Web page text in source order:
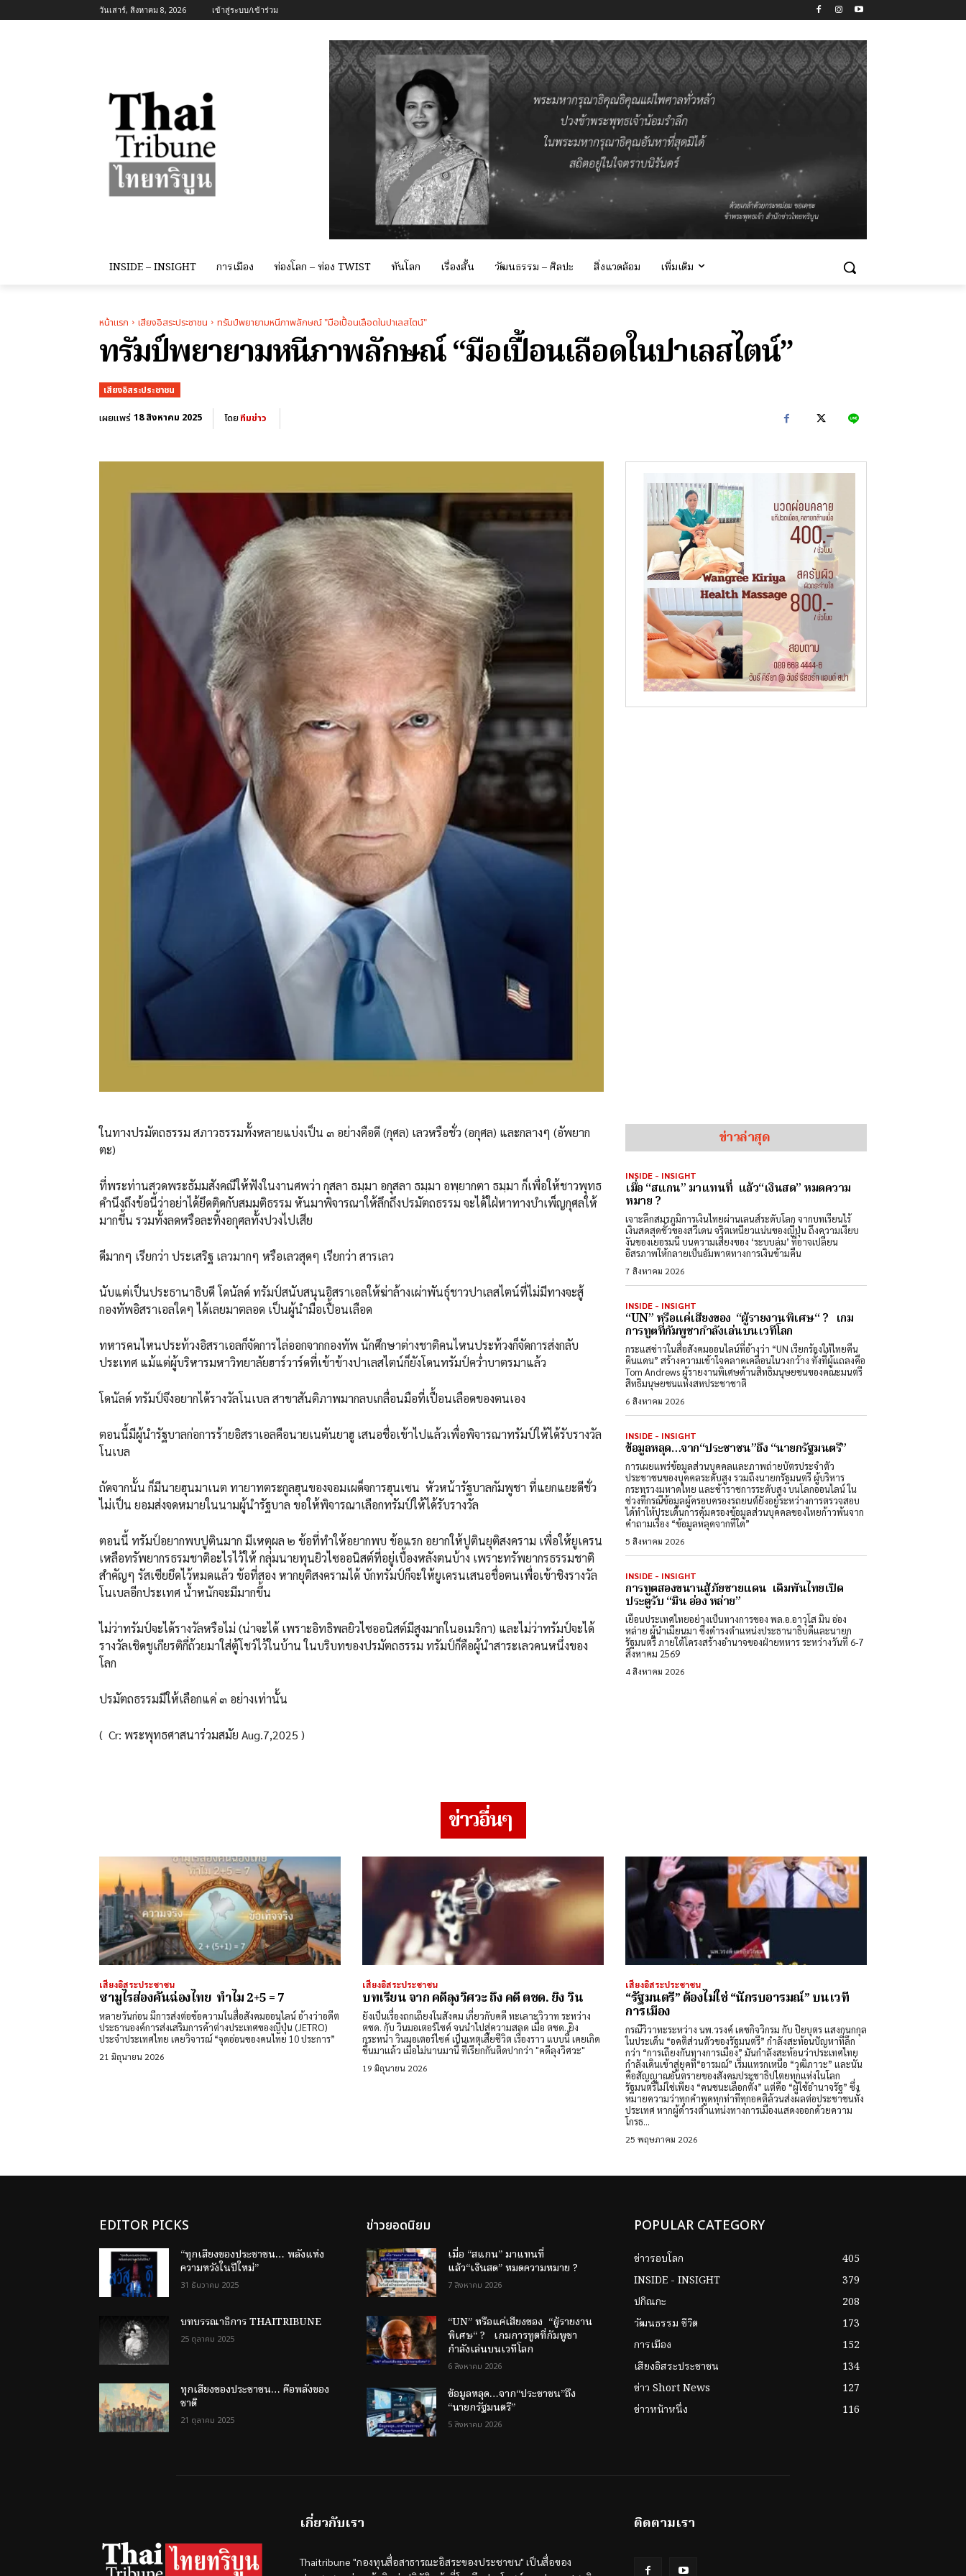
วันเสาร์, สิงหาคม 8, 2026 เข้าสู่ระบบ/เข้าร่วม
INSIDE – INSIGHT การเมือง ท่องโลก – ท่อง TWIST ทันโลก เรื่องสั้น วัฒนธรรม – ศิลปะ สิ่งแวดล้อม เพิ่มเติม
หน้าแรก เสียงอิสระประชาชน ทรัมป์พยายามหนีภาพลักษณ์ "มือเปื้อนเลือดในปาเลสไตน์"
ทรัมป์พยายามหนีภาพลักษณ์ “มือเปื้อนเลือดในปาเลสไตน์”
เสียงอิสระประชาชน
เผยแพร่ 18 สิงหาคม 2025 โดยทีมข่าว
ในทางปรมัตถธรรม สภาวธรรมทั้งหลายแบ่งเป็น ๓ อย่างคือดี (กุศล) เลวหรือชั่ว (อกุศล) และกลางๆ (อัพยาก
ตะ)
ที่พระท่านสวดพระธัมมสังคณีให้ฟังในงานศพว่า กุสลา ธมฺมา อกุสลา ธมฺมา อพฺยากตา ธมฺมา ก็เพื่อให้ชาวพุทธ
คำนึงถึงข้อนี้ว่าอย่าได้ยึดติดกับสมมติธรรม หันมาพิจารณาให้ลึกถึงปรมัตถธรรม จะได้ใฝ่หาทางบำเพ็ญกุศลให้
มากขึ้น รวมทั้งลดหรือละทิ้งอกุศลทั้งปวงไปเสีย
ดีมากๆ เรียกว่า ประเสริฐ เลวมากๆ หรือเลวสุดๆ เรียกว่า สารเลว
นับแต่เป็นประธานาธิบดี โดนัลด์ ทรัมป์สนับสนุนอิสราเอลให้ฆ่าล้างเผ่าพันธ์ุชาวปาเลสไตน์ที่ไม่มีทางจะสู้
กองทัพอิสราเอลใดๆ ได้เลยมาตลอด เป็นผู้นำมือเปื้อนเลือด
ทหารคนไหนประท้วงอิสราเอลก็จัดการไล่ออกจากกองทัพ นักศึกษาต่างชาติคนไหนประท้วงก็จัดการส่งกลับ
ประเทศ แม้แต่ผู้บริหารมหาวิทยาลัยฮาร์วาร์ดที่เข้าข้างปาเลสไตน์ก็ยังโดนทรัมป์คว่ำบาตรมาแล้ว
โดนัลด์ ทรัมป์จึงอยากได้รางวัลโนเบล สาขาสันติภาพมากลบเกลื่อนมือที่เปื้อนเลือดของตนเอง
ตอนนี้มีผู้นำรัฐบาลก่อการร้ายอิสราเอลคือนายเนตันยาฮู เสนอชื่อเข้าไปแล้วเพื่อพิจารณาทรัมป์ให้ได้รับรางวัล
โนเบล
ถัดจากนั้น ก็มีนายฮุนมาเนต ทายาทตระกูลฮุนของจอมเผด็จการฮุนเซน หัวหน้ารัฐบาลกัมพูชา ที่แยกแยะดีชั่ว
ไม่เป็น ยอมส่งจดหมายในนามผู้นำรัฐบาล ขอให้พิจารณาเลือกทรัมป์ให้ได้รับรางวัล
ตอนนี้ ทรัมป์อยากพบปูตินมาก มีเหตุผล ๒ ข้อที่ทำให้อยากพบ ข้อแรก อยากให้ปูตินยุติสงคราม เพื่อให้ยูเครน
เหลือทรัพยากรธรมชาติอะไรไว้ให้ กลุ่มนายทุนยิวไซออนิสต์ที่อยู่เบื้องหลังตนบ้าง เพราะทรัพยากรธรรมชาติ
สำคัญๆ รัสเซียยึดไว้หมดแล้ว ข้อที่สอง หากยุติสงครามได้ บักทรัมป์ก็จะให้ยูเครนเสนอชื่อตนเพื่อเข้าชิงรางวัล
โนเบลอีกประเทศ น้ำหนักจะมีมากขึ้น
ไม่ว่าทรัมป์จะได้รางวัลหรือไม่ (น่าจะได้ เพราะอิทธิพลยิวไซออนิสต์มีสูงมากในอเมริกา) และไม่ว่าทรัมป์จะได้
รางวัลเชิดชูเกียรติกี่ถ้วยมาใส่ตู้โชว์ไว้ในบ้าน ในบริบทของปรมัตถธรรม ทรัมป์ก็คือผู้นำสาระเลวคนหนึ่งของ
โลก
ปรมัตถธรรมมีให้เลือกแค่ ๓ อย่างเท่านั้น
( Cr: พระพุทธศาสนาร่วมสมัย Aug.7,2025 )
ข่าวล่าสุด
INSIDE - INSIGHT
เมื่อ “สแกน” มาแทนที่ แล้ว“เงินสด” หมดความ
หมาย ?
เจาะลึกสมรภูมิการเงินไทยผ่านเลนส์ระดับโลก จากบทเรียนไร้
เงินสดสุดขั้วของสวีเดน จริตเหนียวแน่นของญี่ปุ่น ถึงความเงียบ
งันของเยอรมนี บนความเสี่ยงของ ‘ระบบล่ม’ ที่อาจเปลี่ยน
อิสรภาพให้กลายเป็นอัมพาตทางการเงินข้ามคืน
7 สิงหาคม 2026
INSIDE - INSIGHT
“UN” หรือแค่เสียงของ “ผู้รายงานพิเศษ“ ? เกม
การทูตที่กัมพูชากำลังเล่นบนเวทีโลก
กระแสข่าวในสื่อสังคมออนไลน์ที่อ้างว่า “UN เรียกร้องให้ไทยคืน
ดินแดน” สร้างความเข้าใจคลาดเคลื่อนในวงกว้าง ทั้งที่ผู้แถลงคือ
Tom Andrews ผู้รายงานพิเศษด้านสิทธิมนุษยชนของคณะมนตรี
สิทธิมนุษยชนแห่งสหประชาชาติ
6 สิงหาคม 2026
INSIDE - INSIGHT
ข้อมูลหลุด…จาก“ประชาชน”ถึง “นายกรัฐมนตรี”
การเผยแพร่ข้อมูลส่วนบุคคลและภาพถ่ายบัตรประจำตัว
ประชาชนของบุคคลระดับสูง รวมถึงนายกรัฐมนตรี ผู้บริหาร
กระทรวงมหาดไทย และข้าราชการระดับสูง บนโลกออนไลน์ ใน
ช่วงที่กรณีข้อมูลผู้ครอบครองรถยนต์ยังอยู่ระหว่างการตรวจสอบ
ได้ทำให้ประเด็นการคุ้มครองข้อมูลส่วนบุคคลของไทยก้าวพ้นจาก
คำถามเรื่อง “ข้อมูลหลุดจากที่ใด”
5 สิงหาคม 2026
INSIDE - INSIGHT
การทูตสองขนานสู้ภัยชายแดน เดิมพันไทยเปิด
ประตูรับ “มิน อ่อง หล่าย”
เยือนประเทศไทยอย่างเป็นทางการของ พล.อ.อาวุโส มิน อ่อง
หล่าย ผู้นำเมียนมา ซึ่งดำรงตำแหน่งประธานาธิบดีและนายก
รัฐมนตรี ภายใต้โครงสร้างอำนาจของฝ่ายทหาร ระหว่างวันที่ 6-7
สิงหาคม 2569
4 สิงหาคม 2026
ข่าวอื่นๆ
เสียงอิสระประชาชน
ซามูไรส่องคันฉ่องไทย ทำไม 2+5 = 7
หลายวันก่อน มีการส่งต่อข้อความในสื่อสังคมออนไลน์ อ้างว่าอดีต
ประธานองค์การส่งเสริมการค้าต่างประเทศของญี่ปุ่น (JETRO)
ประจำประเทศไทย เคยวิจารณ์ “จุดอ่อนของคนไทย 10 ประการ”
21 มิถุนายน 2026
เสียงอิสระประชาชน
บทเรียน จาก คดีลุงวิศวะ ถึง คดี ตชด. ยิง วิน
ยังเป็นเรื่องถกเถียงในสังคม เกี่ยวกับคดี ทะเลาะวิวาท ระหว่าง
ตชด. กับ วินมอเตอร์ไซค์ จนนำไปสู่ความสลด เมื่อ ตชด. ยิง
กระหน่ำ วินมอเตอร์ไซค์ เป็นเหตุเสียชีวิต เรื่องราว แบบนี้ เคยเกิด
ขึ้นมาแล้ว เมื่อไม่นานมานี้ ที่เรียกกันติดปากว่า "คดีลุงวิศวะ"
19 มิถุนายน 2026
เสียงอิสระประชาชน
“รัฐมนตรี” ต้องไม่ใช่ “นักรบอารมณ์” บนเวที
การเมือง
กรณีวิวาทะระหว่าง นพ.วรงค์ เดชกิจวิกรม กับ ปิยบุตร แสงกนกกุล
ในประเด็น “อคติส่วนตัวของรัฐมนตรี” กำลังสะท้อนปัญหาที่ลึก
กว่า “การเถียงกันทางการเมือง” มันกำลังสะท้อนว่าประเทศไทย
กำลังเดินเข้าสู่ยุคที่“อารมณ์” เริ่มแทรกเหนือ “วุฒิภาวะ” และนั่น
คือสัญญาณอันตรายของสังคมประชาธิปไตยทุกแห่งในโลก
รัฐมนตรีไม่ใช่เพียง “คนชนะเลือกตั้ง” แต่คือ “ผู้ใช้อำนาจรัฐ” ซึ่ง
หมายความว่าทุกคำพูดทุกท่าทีทุกอคติล้วนส่งผลต่อประชาชนทั้ง
ประเทศ หากผู้ดำรงตำแหน่งทางการเมืองแสดงออกด้วยความ
โกรธ...
25 พฤษภาคม 2026
EDITOR PICKS
“ทุกเสียงของประชาชน… พลังแห่ง
ความหวังในปีใหม่”
31 ธันวาคม 2025
บทบรรณาธิการ THAITRIBUNE
25 ตุลาคม 2025
ทุกเสียงของประชาชน… คือพลังของ
ชาติ
21 ตุลาคม 2025
ข่าวยอดนิยม
เมื่อ “สแกน” มาแทนที่
แล้ว“เงินสด” หมดความหมาย ?
7 สิงหาคม 2026
“UN” หรือแค่เสียงของ “ผู้รายงาน
พิเศษ“ ? เกมการทูตที่กัมพูชา
กำลังเล่นบนเวทีโลก
6 สิงหาคม 2026
ข้อมูลหลุด…จาก“ประชาชน”ถึง
“นายกรัฐมนตรี”
5 สิงหาคม 2026
POPULAR CATEGORY
ข่าวรอบโลก
405
INSIDE - INSIGHT
379
ปกิณกะ
208
วัฒนธรรม ชีวิต
173
การเมือง
152
เสียงอิสระประชาชน
134
ข่าว Short News
127
ข่าวหน้าหนึ่ง
116
เกี่ยวกับเรา
Thaitribune "กองทุนสื่อสาธารณะอิสระของประชาชน" เป็นสื่อของ
ติดตามเรา